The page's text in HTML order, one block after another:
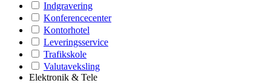
Indgravering
Konferencecenter
Kontorhotel
Leveringsservice
Trafikskole
Valutaveksling
Elektronik & Tele